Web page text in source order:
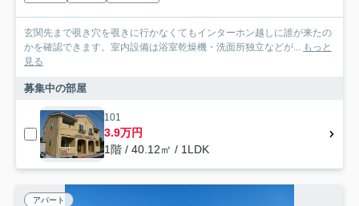
玄関先まで覗き穴を覗きに行かなくてもインターホン越しに誰が来たの
かを確認できます。室内設備は浴室乾燥機・洗面所独立などが... もっと
見る
募集中の部屋
101
3.9万円
1階 / 40.12㎡ / 1LDK
アパート